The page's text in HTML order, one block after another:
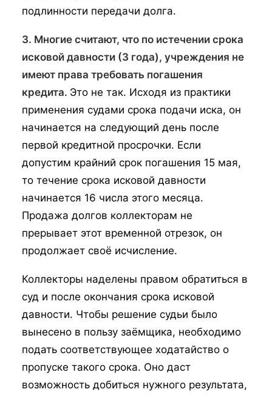
подлинности передачи долга.
3. Многие считают, что по истечении срока
исковой давности (3 года), учреждения не
имеют права требовать погашения
кредита. Это не так. Исходя из практики
применения судами срока подачи иска, он
начинается на следующий день после
первой кредитной просрочки. Если
допустим крайний срок погашения 15 мая,
то течение срока исковой давности
начинается 16 числа этого месяца.
Продажа долгов коллекторам не
прерывает этот временной отрезок, он
продолжает своё исчисление.
Коллекторы наделены правом обратиться в
суд и после окончания срока исковой
давности. Чтобы решение судьи было
вынесено в пользу заёмщика, необходимо
подать соответствующее ходатайство о
пропуске такого срока. Оно даст
возможность добиться нужного результата,